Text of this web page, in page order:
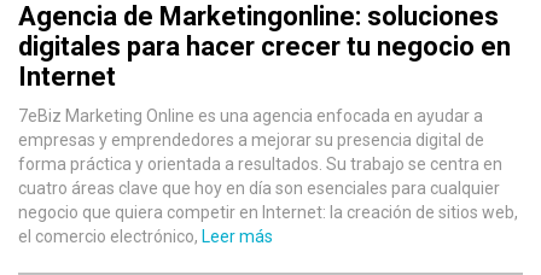
Agencia de Marketingonline: soluciones
digitales para hacer crecer tu negocio en
Internet
7eBiz Marketing Online es una agencia enfocada en ayudar a
empresas y emprendedores a mejorar su presencia digital de
forma práctica y orientada a resultados. Su trabajo se centra en
cuatro áreas clave que hoy en día son esenciales para cualquier
negocio que quiera competir en Internet: la creación de sitios web,
el comercio electrónico, Leer más